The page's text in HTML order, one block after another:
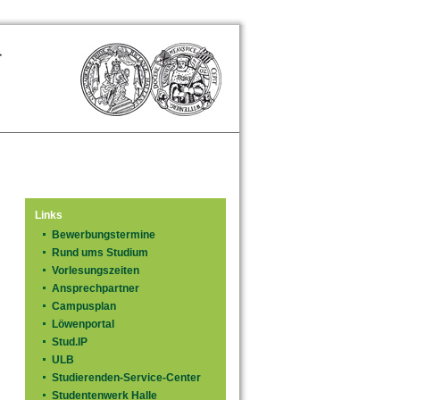
Links
Bewerbungstermine
Rund ums Studium
Vorlesungszeiten
Ansprechpartner
Campusplan
Löwenportal
Stud.IP
ULB
Studierenden-Service-Center
Studentenwerk Halle